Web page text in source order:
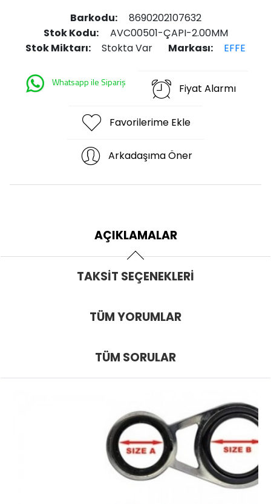
Barkodu:
8690202107632
Stok Kodu:
AVC00501-ÇAPI-2.00MM
Stok Miktarı:
Stokta Var Markası: EFFE
Whatsapp ile Sipariş Fiyat Alarmı
Favorilerime Ekle
Arkadaşıma Öner
AÇIKLAMALAR
TAKSIT SEÇENEKLERI
TÜM YORUMLAR
TÜM SORULAR